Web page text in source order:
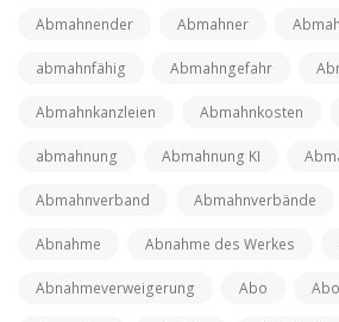
Abmahnender Abmahner
abmahnfähig Abmahngefahr
Abmahnkanzleien Abmahnkosten
abmahnung Abmahnung KI
Abmahnverband Abmahnverbände
Abnahme Abnahme des Werkes
Abnahmeverweigerung Abo